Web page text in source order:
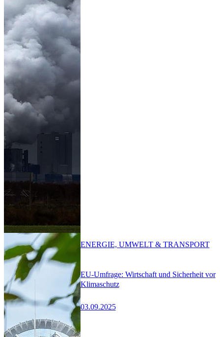
EU-Umfrage: Wirtschaft und Sicherheit vor
Klimaschutz
03.09.2025
ENERGIE, UMWELT & TRANSPORT